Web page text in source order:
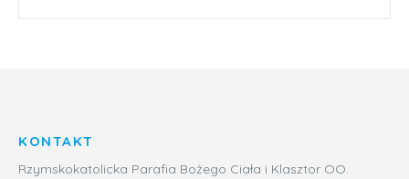
KONTAKT
Rzymskokatolicka Parafia Bożego Ciała i Klasztor OO.